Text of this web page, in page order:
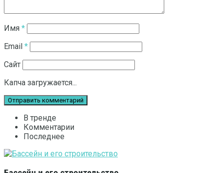
Имя *
Email *
Сайт
Капча загружается...
В тренде
Комментарии
Последнее